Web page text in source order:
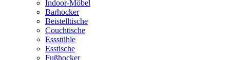
Indoor-Möbel
Barhocker
Beistelltische
Couchtische
Essstühle
Esstische
Fußhocker